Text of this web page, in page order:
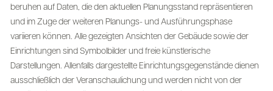
beruhen auf Daten, die den aktuellen Planungsstand repräsentieren
und im Zuge der weiteren Planungs- und Ausführungsphase
variieren können. Alle gezeigten Ansichten der Gebäude sowie der
Einrichtungen sind Symbolbilder und freie künstlerische
Darstellungen. Allenfalls dargestellte Einrichtungsgegenstände dienen
ausschließlich der Veranschaulichung und werden nicht von der